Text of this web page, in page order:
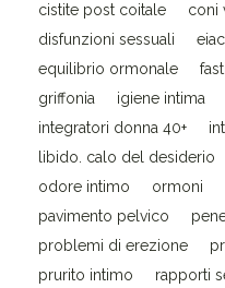
cistite post coitale
coni
disfunzioni sessuali
equilibrio ormonale
griffonia
igiene intima
integratori donna 40+
libido. calo del desiderio
odore intimo
ormoni
pavimento pelvico
problemi di erezione
prurito intimo
rapporti